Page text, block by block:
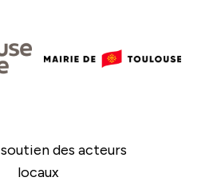
des acteurs
locaux